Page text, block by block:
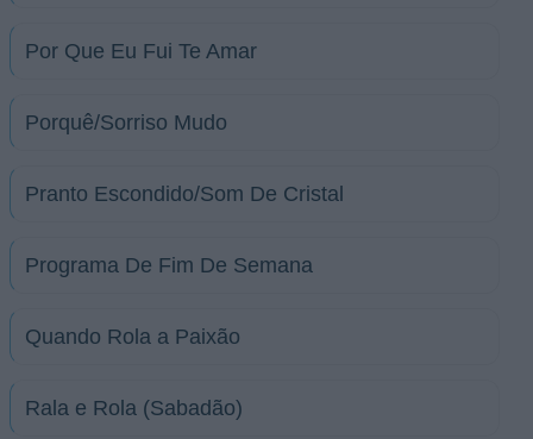
Por Que Eu Fui Te Amar
Porquê/Sorriso Mudo
Pranto Escondido/Som De Cristal
Programa De Fim De Semana
Quando Rola a Paixão
Rala e Rola (Sabadão)